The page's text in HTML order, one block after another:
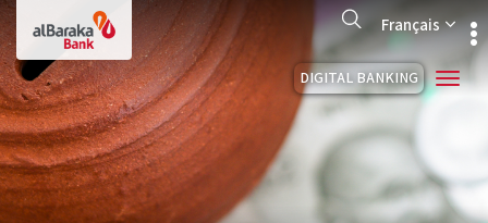
Aller
au
contenu
principal
Français
Search
DIGITAL BANKING